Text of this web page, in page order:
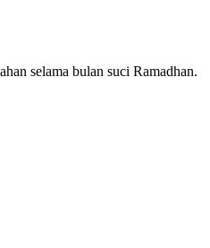
selama bulan suci Ramadhan.